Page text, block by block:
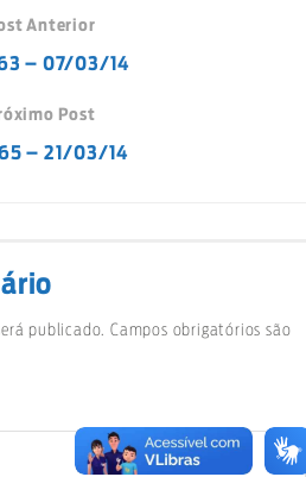
Anterior
– 07/03/14
Post
– 21/03/14
publicado. Campos obrigatórios são